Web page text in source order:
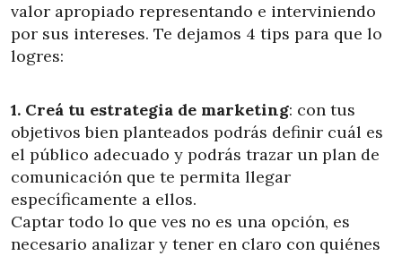
valor apropiado representando e interviniendo
por sus intereses. Te dejamos 4 tips para que lo
logres:
1. Creá tu estrategia de marketing: con tus
objetivos bien planteados podrás definir cuál es
el público adecuado y podrás trazar un plan de
comunicación que te permita llegar
específicamente a ellos.
Captar todo lo que ves no es una opción, es
necesario analizar y tener en claro con quiénes